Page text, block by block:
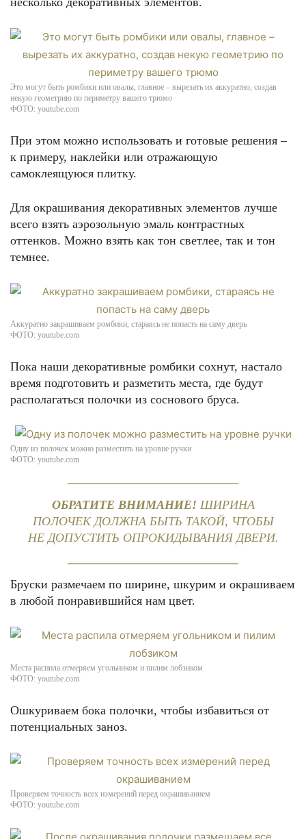
Это могут быть ромбики или овалы, главное – вырезать их аккуратно, создав
некую геометрию по периметру вашего трюмо
ФОТО: youtube.com
При этом можно использовать и готовые решения –
к примеру, наклейки или отражающую
самоклеящуюся плитку.
Для окрашивания декоративных элементов лучше
всего взять аэрозольную эмаль контрастных
оттенков. Можно взять как тон светлее, так и тон
темнее.
Аккуратно закрашиваем ромбики, стараясь не попасть на саму дверь
ФОТО: youtube.com
Пока наши декоративные ромбики сохнут, настало
время подготовить и разметить места, где будут
располагаться полочки из соснового бруса.
Одну из полочек можно разместить на уровне ручки
ФОТО: youtube.com
ОБРАТИТЕ ВНИМАНИЕ! ШИРИНА
ПОЛОЧЕК ДОЛЖНА БЫТЬ ТАКОЙ, ЧТОБЫ
НЕ ДОПУСТИТЬ ОПРОКИДЫВАНИЯ ДВЕРИ.
Бруски размечаем по ширине, шкурим и окрашиваем
в любой понравившийся нам цвет.
Места распила отмеряем угольником и пилим лобзиком
ФОТО: youtube.com
Ошкуриваем бока полочки, чтобы избавиться от
потенциальных заноз.
Проверяем точность всех измерений перед окрашиванием
ФОТО: youtube.com